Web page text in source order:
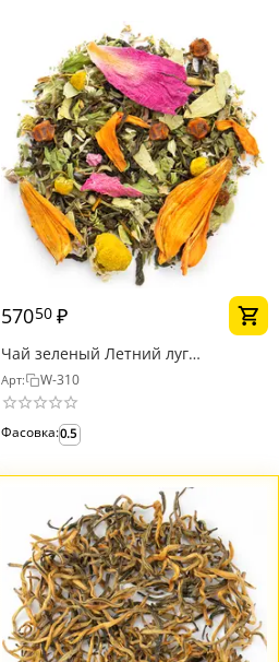
57050 ₽
Чай зеленый Летний луг
(лимитированная серия!)
Арт: W-310
Фасовка:0.5